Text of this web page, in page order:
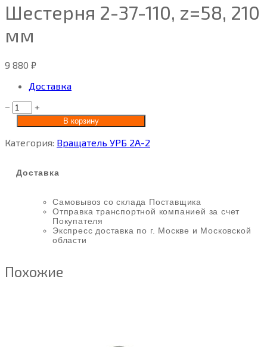
Шестерня 2-37-110, z=58, 210
мм
9 880 ₽
Доставка
−
+
В корзину
Категория: Вращатель УРБ 2А-2
Доставка
Самовывоз со склада Поставщика
Отправка транспортной компанией за счет
Покупателя
Экспресс доставка по г. Москве и Московской
области
Похожие